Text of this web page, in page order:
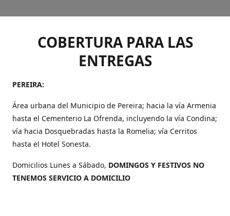
COBERTURA PARA LAS
ENTREGAS
PEREIRA:
Área urbana del Municipio de Pereira; hacia la vía Armenia
hasta el Cementerio La Ofrenda, incluyendo la vía Condina;
vía hacia Dosquebradas hasta la Romelia; vía Cerritos
hasta el Hotel Sonesta.
Domicilios Lunes a Sábado, DOMINGOS Y FESTIVOS NO
TENEMOS SERVICIO A DOMICILIO